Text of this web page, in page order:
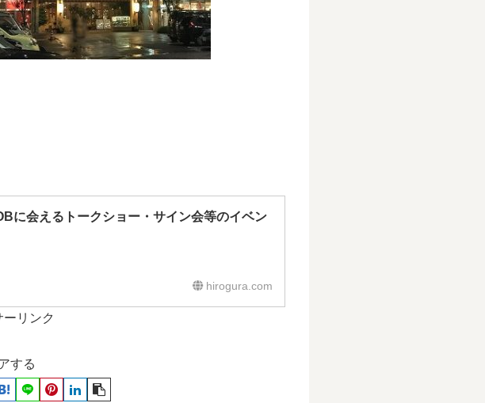
に会えるトークショー・サイン会等のイベン
hirogura.com
ーリンク
する